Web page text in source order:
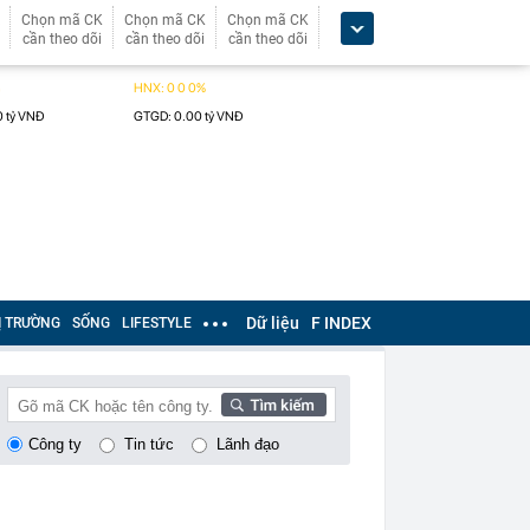
Chọn mã CK
cần theo dõi
Chọn mã CK
cần theo dõi
Chọn mã CK
cần theo dõi
TRƯỜNG SỐNG LIFESTYLE Dữ liệu F INDEX
Công ty Tin tức Lãnh đạo